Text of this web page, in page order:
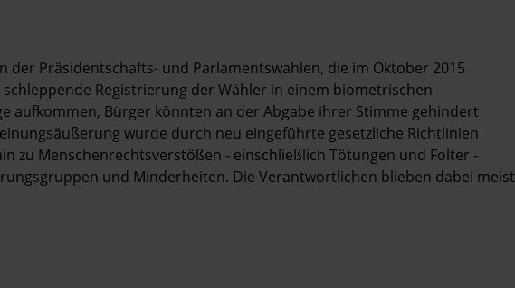
der Präsidentschafts- und Parlamentswahlen, die im Oktober 2015
Registrierung der Wähler in einem biometrischen
aufkommen, Bürger könnten an der Abgabe ihrer Stimme gehindert
wurde durch neu eingeführte gesetzliche Richtlinien
zu Menschenrechtsverstößen - einschließlich Tötungen und Folter -
und Minderheiten. Die Verantwortlichen blieben dabei meist